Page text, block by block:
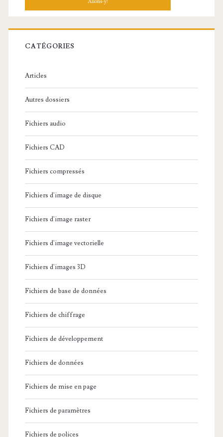
h
r
c
:
CATÉGORIES
Articles
Autres dossiers
Fichiers audio
Fichiers CAD
Fichiers compressés
Fichiers d'image de disque
Fichiers d'image raster
Fichiers d'image vectorielle
Fichiers d'images 3D
Fichiers de base de données
Fichiers de chiffrage
Fichiers de développement
Fichiers de données
Fichiers de mise en page
Fichiers de paramètres
Fichiers de polices